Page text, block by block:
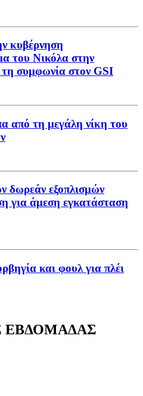
κυβέρνηση
του Νικόλα στην
τη συμφωνία στον GSI
από τη μεγάλη νίκη του
δωρεάν εξοπλισμών
για άμεση εγκατάσταση
και φουλ για πλέι
ΕΒΔΟΜΑΔΑΣ